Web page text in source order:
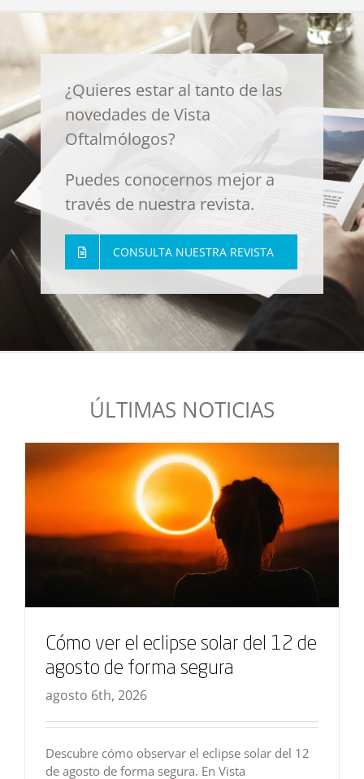
¿Quieres estar al tanto de las
novedades de Vista
Oftalmólogos?
Puedes conocernos mejor a
través de nuestra revista.
CONSULTA NUESTRA REVISTA
ÚLTIMAS NOTICIAS
Cómo ver el eclipse solar del 12 de
agosto de forma segura
agosto 6th, 2026
Descubre cómo observar el eclipse solar del 12
de agosto de forma segura. En Vista